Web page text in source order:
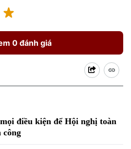
0 đánh giá
điều kiện để Hội nghị toàn
công